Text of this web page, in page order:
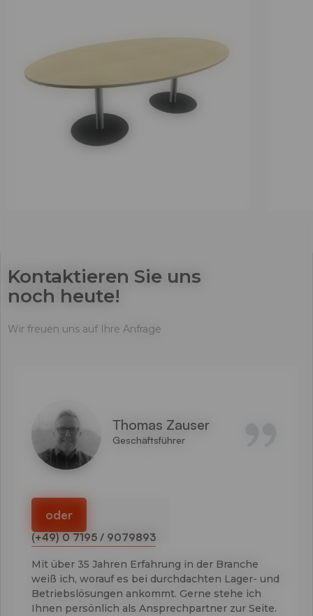
Kontaktieren Sie uns
noch heute!
Wir freuen uns auf Ihre Anfrage
Thomas Zauser
Geschäftsführer
oder
(+49) 0 7195 / 9079893
Mit über 35 Jahren Erfahrung in der Branche
weiß ich, worauf es bei durchdachten Lager- und
Betriebslösungen ankommt. Gerne stehe ich
Ihnen persönlich als Ansprechpartner zur Seite.